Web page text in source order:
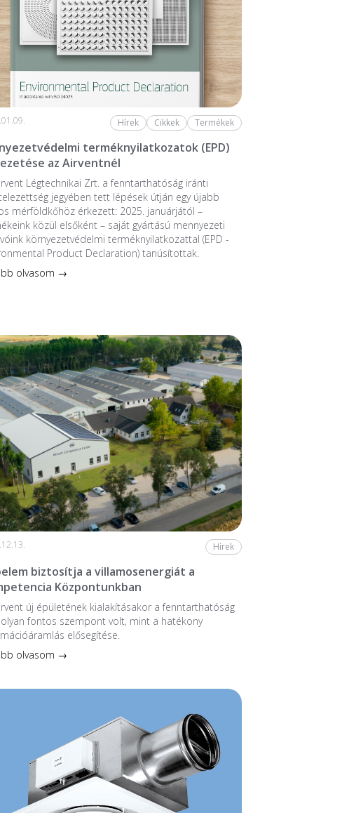
Hírek Cikkek Termékek
terméknyilatkozatok (EPD)
az Airventnél
Légtechnikai Zrt. a fenntarthatóság iránti
jegyében tett lépések útján egy újabb
mérföldkőhöz érkezett: 2025. januárjától –
közül elsőként – saját gyártású mennyezeti
környezetvédelmi terméknyilatkozattal (EPD -
Product Declaration) tanúsítottak.
olvasom →
Hírek
biztosítja a villamosenergiát a
Központunkban
új épületének kialakításakor a fenntarthatóság
fontos szempont volt, mint a hatékony
elősegítése.
olvasom →